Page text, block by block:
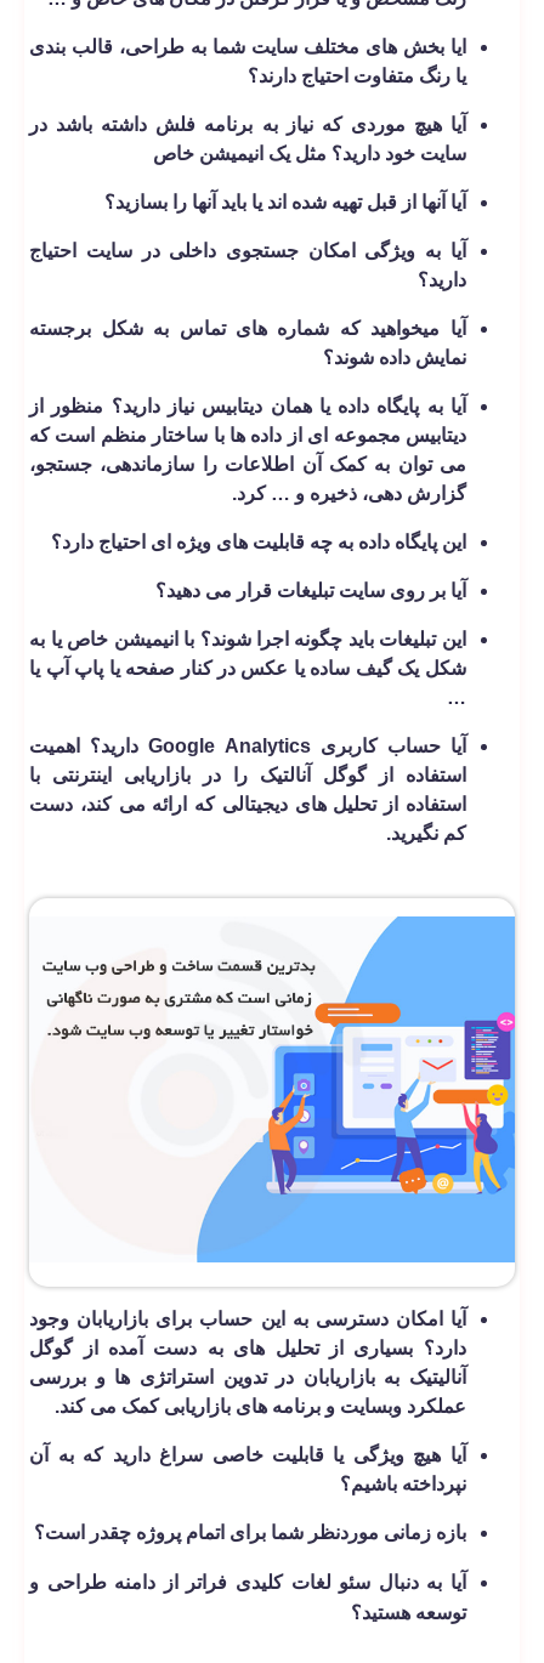
ایا بخش های مختلف سایت شما به طراحی، قالب­ بندی
یا رنگ متفاوت احتیاج دارند؟
آیا هیچ موردی که نیاز به برنامه فلش داشته باشد در
سایت خود دارید؟ مثل یک انیمیشن خاص
آیا آنها از قبل تهیه شده­ اند یا باید آنها را بسازید؟
آیا به ویژگی امکان جستجوی داخلی در سایت احتیاج
دارید؟
آیا می­خواهید که شماره­ های تماس به شکل برجسته
نمایش داده شوند؟
آیا به پایگاه داده یا همان دیتابیس نیاز دارید؟ منظور از
دیتابیس مجموعه ای از داده ها با ساختار منظم است که
می توان به کمک آن اطلاعات را سازماندهی، جستجو،
گزارش دهی، ذخیره و … کرد.
این پایگاه داده به چه قابلیت های ویژه­ ای احتیاج دارد؟
آیا بر روی سایت تبلیغات قرار می دهید؟
این تبلیغات باید چگونه اجرا شوند؟ با انیمیشن خاص یا به
شکل یک گیف ساده یا عکس در کنار صفحه یا پاپ آپ یا
…
آیا حساب کاربری Google Analytics دارید؟ اهمیت
استفاده از گوگل آنالتیک را در بازاریابی اینترنتی با
استفاده از تحلیل های دیجیتالی که ارائه می کند، دست
کم نگیرید.
آیا امکان دسترسی به این حساب برای بازاریابان وجود
دارد؟ بسیاری از تحلیل های به دست آمده از گوگل
آنالیتیک به بازاریابان در تدوین استراتژی ها و بررسی
عملکرد وبسایت و برنامه های بازاریابی کمک می کند.
آیا هیچ ویژگی یا قابلیت خاصی سراغ دارید که به آن
نپرداخته باشیم؟
بازه زمانی موردنظر شما برای اتمام پروژه چقدر است؟
آیا به دنبال سئو لغات کلیدی فراتر از دامنه طراحی و
توسعه هستید؟